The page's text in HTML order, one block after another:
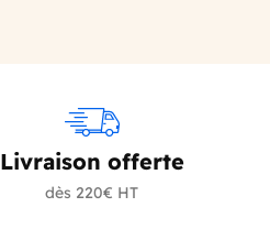
Livraison offerte
dès 220€ HT